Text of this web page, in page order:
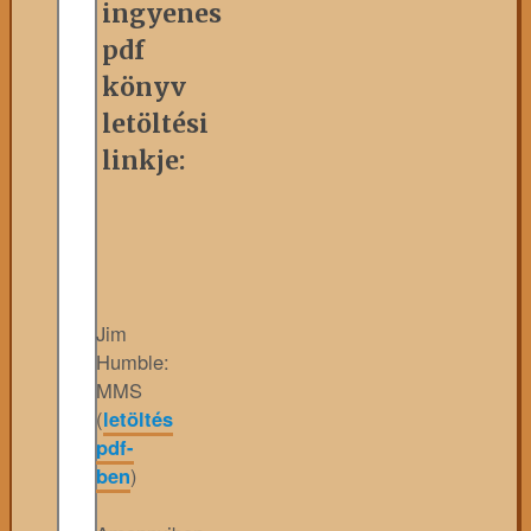
ingyenes
pdf
könyv
letöltési
linkje:
Jim
Humble:
MMS
(letöltés
pdf-
ben)